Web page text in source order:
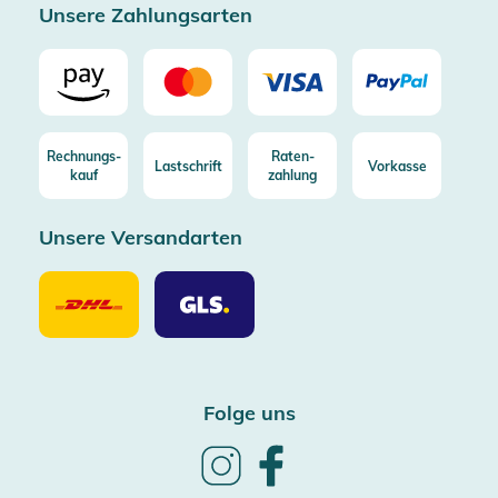
Unsere Zahlungsarten
Rechnungs-
kauf
Lastschrift
Raten-
zahlung
Vorkasse
Unsere Versandarten
Unsere
Versandarten
DHL
Unsere
Versandarten
GLS
Folge uns
Follow